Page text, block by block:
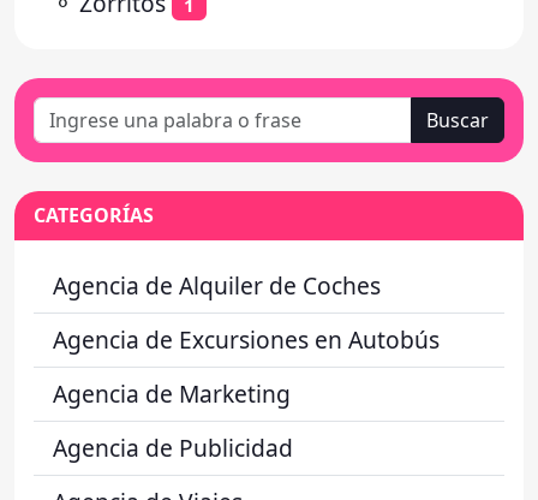
Buscar
CATEGORÍAS
Agencia de Alquiler de Coches
Agencia de Excursiones en Autobús
Agencia de Marketing
Agencia de Publicidad